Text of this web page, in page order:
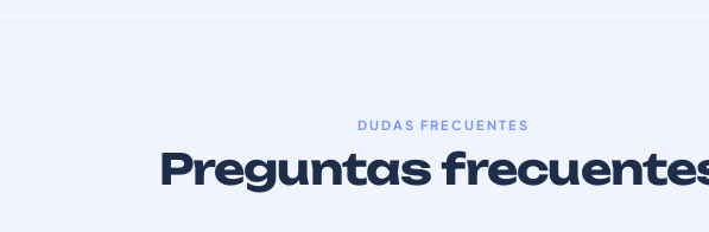
DUDAS FRECUENTES
Preguntas